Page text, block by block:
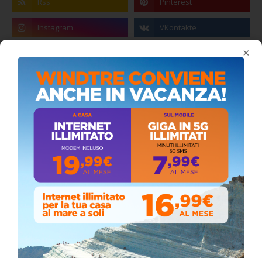
×
Coronavirus: messaggio del Sindaco Zambito
ai cittadini
Domenica, Novembre 22, 2020
Circolo della stampa, terzo appuntamento
con il giornalista Giacinto Pipitone
Martedì, Agosto 04, 2026
📅 ESTATE MEDITERRANEA 2026 – COMUNE DI
SICULIANA
Venerdì, Luglio 24, 2026
📅 ESTATE MEDITERRANEA 2026 – COMUNE DI
SICULIANA